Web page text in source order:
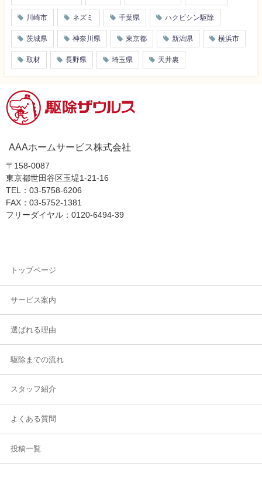
川崎市 ネズミ 千葉県 ハクビシン駆除
茨城県 神奈川県 東京都 新潟県 横浜市
取材 長野県 埼玉県 天井裏
AAAホームサービス株式会社
〒158-0087
東京都世田谷区玉堤1-21-16
TEL：03-5758-6206
FAX：03-5752-1381
フリーダイヤル：0120-6494-39
トップページ
サービス案内
選ばれる理由
駆除までの流れ
スタッフ紹介
よくある質問
投稿一覧